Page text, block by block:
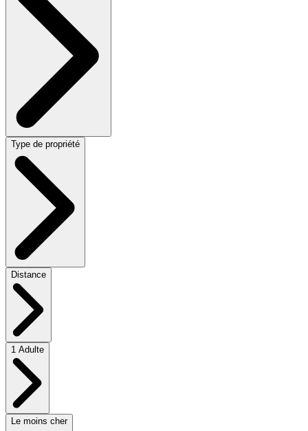
Type de propriété
Distance
1 Adulte
Le moins cher